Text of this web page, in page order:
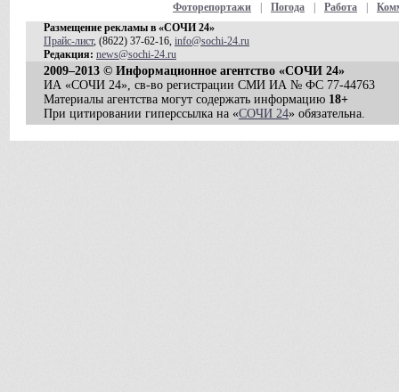
Фоторепортажи Погода Работа
Размещение рекламы в «СОЧИ 24»
Прайс-лист, (8622) 37-62-16, info@sochi-24.ru
Редакция: news@sochi-24.ru
2009–2013 © Информационное агентство «СОЧИ 24»
ИА «СОЧИ 24», св-во регистрации СМИ ИА № ФС 77-44763
Материалы агентства могут содержать информацию 18+
При цитировании гиперссылка на «СОЧИ 24» обязательна.